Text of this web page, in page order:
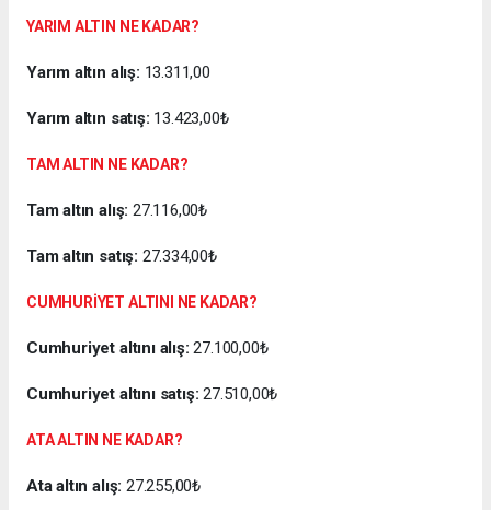
YARIM ALTIN NE KADAR?
Yarım altın alış: 13.311,00
Yarım altın satış: 13.423,00₺
TAM ALTIN NE KADAR?
Tam altın alış: 27.116,00₺
Tam altın satış: 27.334,00₺
CUMHURİYET ALTINI NE KADAR?
Cumhuriyet altını alış:27.100,00₺
Cumhuriyet altını satış:27.510,00₺
ATA ALTIN NE KADAR?
Ata altın alış: 27.255,00₺